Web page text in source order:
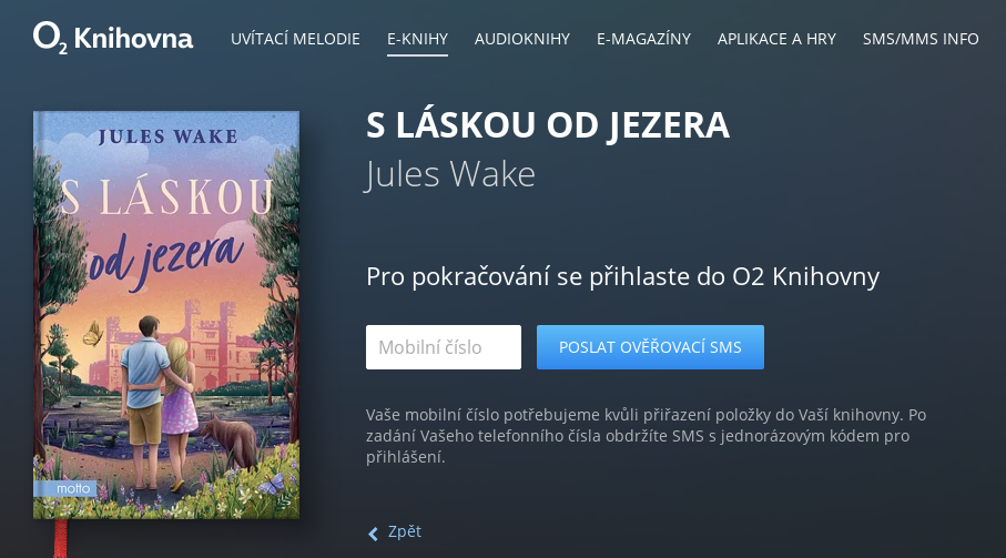
UVÍTACÍ MELODIE E-KNIHY AUDIOKNIHY E-MAGAZÍNY APLIKACE A HRY SMS/MMS INFO
S LÁSKOU OD JEZERA
Jules Wake
Pro pokračování se přihlaste do O2 Knihovny
Vaše mobilní číslo potřebujeme kvůli přiřazení položky do Vaší knihovny. Po
zadání Vašeho telefonního čísla obdržíte SMS s jednorázovým kódem pro
přihlášení.
Zpět